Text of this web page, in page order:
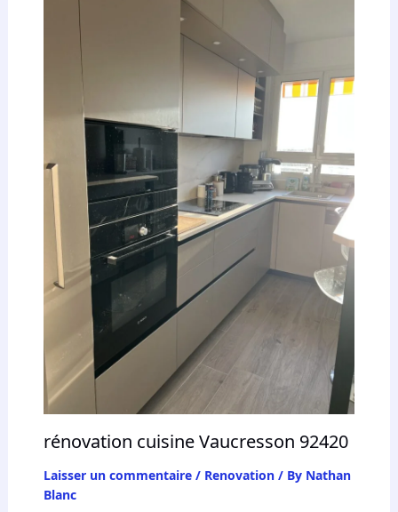
rénovation cuisine Vaucresson 92420
Laisser un commentaire / Renovation/ By Nathan
Blanc